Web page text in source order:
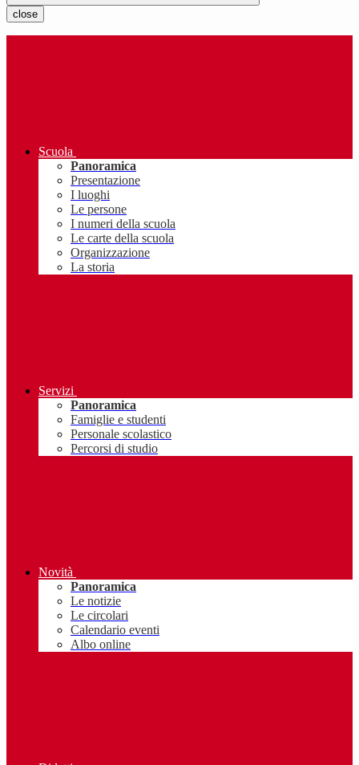
close
Scuola
Panoramica
Presentazione
I luoghi
Le persone
I numeri della scuola
Le carte della scuola
Organizzazione
La storia
Servizi
Panoramica
Famiglie e studenti
Personale scolastico
Percorsi di studio
Novità
Panoramica
Le notizie
Le circolari
Calendario eventi
Albo online